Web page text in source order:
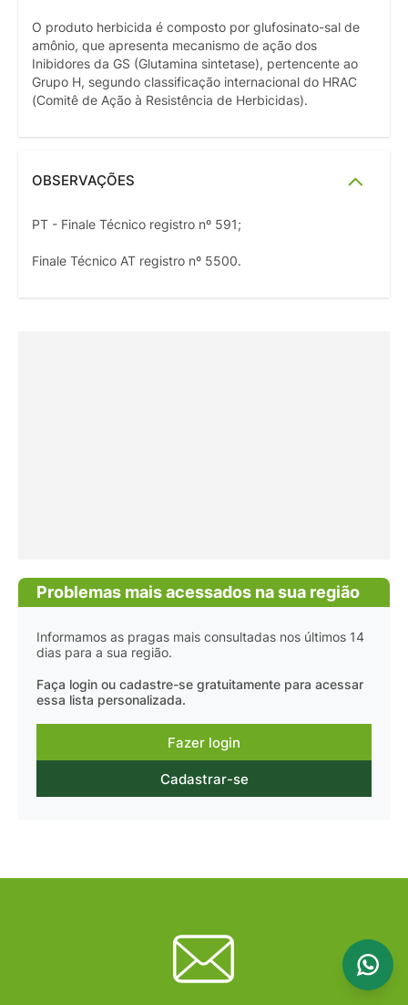
O produto herbicida é composto por glufosinato-sal de
amônio, que apresenta mecanismo de ação dos
Inibidores da GS (Glutamina sintetase), pertencente ao
Grupo H, segundo classificação internacional do HRAC
(Comitê de Ação à Resistência de Herbicidas).
OBSERVAÇÕES
PT - Finale Técnico registro nº 591;
Finale Técnico AT registro nº 5500.
Problemas mais acessados na sua região
Informamos as pragas mais consultadas nos últimos 14
dias para a sua região.
Faça login ou cadastre-se gratuitamente para acessar
essa lista personalizada.
Fazer login
Cadastrar-se